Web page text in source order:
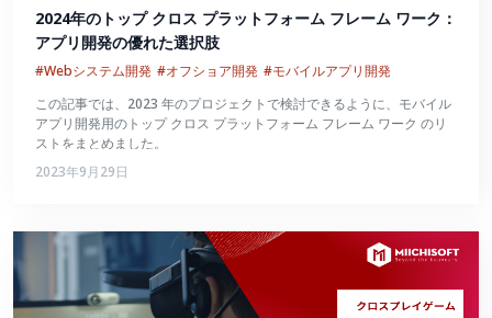
2024年のトップ クロス プラットフォーム フレーム ワーク：
アプリ開発の優れた選択肢
#Webシステム開発 #オフショア開発 #モバイルアプリ開発
この記事では、2023 年のプロジェクトで検討できるように、モバイル
アプリ開発用のトップ クロス プラットフォーム フレーム ワーク のリ
ストをまとめました。
2023年9月29日